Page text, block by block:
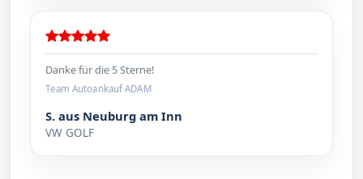
Danke für die 5 Sterne!
Team Autoankauf ADAM
S. aus Neuburg am Inn
VW GOLF